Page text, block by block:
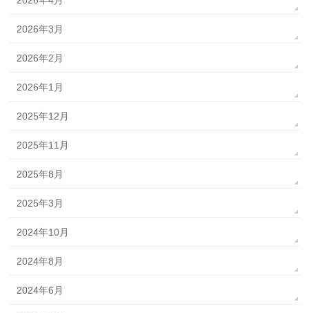
2026年3月
2026年2月
2026年1月
2025年12月
2025年11月
2025年8月
2025年3月
2024年10月
2024年8月
2024年6月